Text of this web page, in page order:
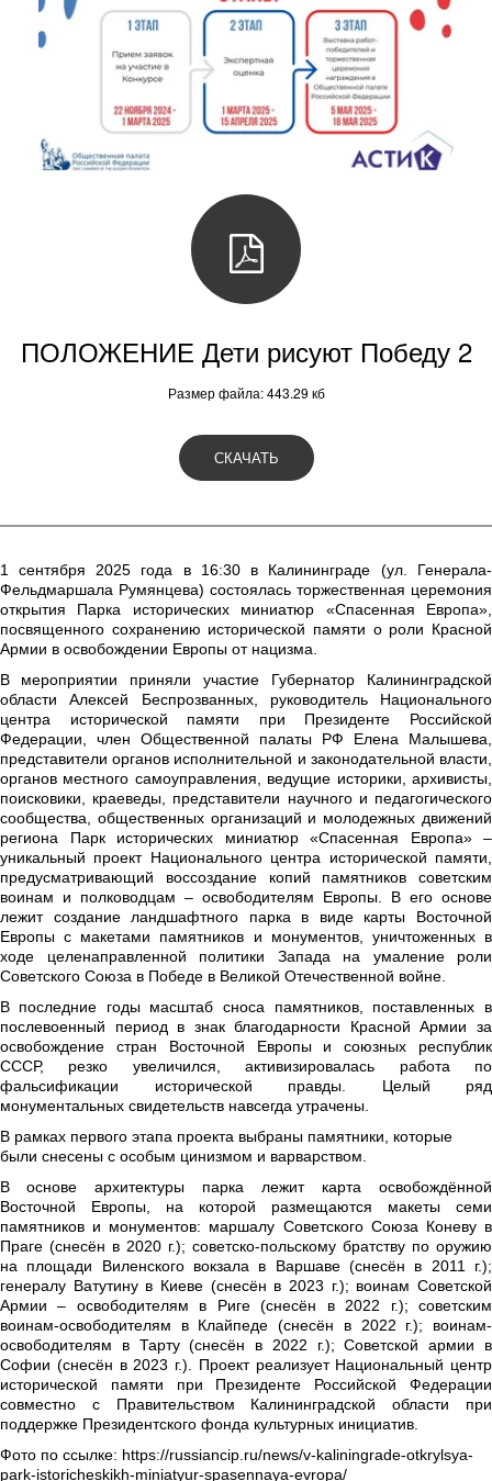
ПОЛОЖЕНИЕ Дети рисуют Победу 2
Размер файла: 443.29 кб
СКАЧАТЬ
1 сентября 2025 года в 16:30 в Калининграде (ул. Генерала-
Фельдмаршала Румянцева) состоялась торжественная церемония
открытия Парка исторических миниатюр «Спасенная Европа»,
посвященного сохранению исторической памяти о роли Красной
Армии в освобождении Европы от нацизма.
В мероприятии приняли участие Губернатор Калининградской
области Алексей Беспрозванных, руководитель Национального
центра исторической памяти при Президенте Российской
Федерации, член Общественной палаты РФ Елена Малышева,
представители органов исполнительной и законодательной власти,
органов местного самоуправления, ведущие историки, архивисты,
поисковики, краеведы, представители научного и педагогического
сообщества, общественных организаций и молодежных движений
региона Парк исторических миниатюр «Спасенная Европа» –
уникальный проект Национального центра исторической памяти,
предусматривающий воссоздание копий памятников советским
воинам и полководцам – освободителям Европы. В его основе
лежит создание ландшафтного парка в виде карты Восточной
Европы с макетами памятников и монументов, уничтоженных в
ходе целенаправленной политики Запада на умаление роли
Советского Союза в Победе в Великой Отечественной войне.
В последние годы масштаб сноса памятников, поставленных в
послевоенный период в знак благодарности Красной Армии за
освобождение стран Восточной Европы и союзных республик
СССР, резко увеличился, активизировалась работа по
фальсификации исторической правды. Целый ряд
монументальных свидетельств навсегда утрачены.
В рамках первого этапа проекта выбраны памятники, которые
были снесены с особым цинизмом и варварством.
В основе архитектуры парка лежит карта освобождённой
Восточной Европы, на которой размещаются макеты семи
памятников и монументов: маршалу Советского Союза Коневу в
Праге (снесён в 2020 г.); советско-польскому братству по оружию
на площади Виленского вокзала в Варшаве (снесён в 2011 г.);
генералу Ватутину в Киеве (снесён в 2023 г.); воинам Советской
Армии – освободителям в Риге (снесён в 2022 г.); советским
воинам-освободителям в Клайпеде (снесён в 2022 г.); воинам-
освободителям в Тарту (снесён в 2022 г.); Советской армии в
Софии (снесён в 2023 г.). Проект реализует Национальный центр
исторической памяти при Президенте Российской Федерации
совместно с Правительством Калининградской области при
поддержке Президентского фонда культурных инициатив.
Фото по ссылке: https://russiancip.ru/news/v-kaliningrade-otkrylsya-
park-istoricheskikh-miniatyur-spasennaya-evropa/